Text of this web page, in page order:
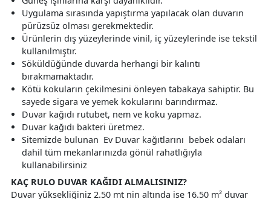
Uygulama sırasında yapıştırma yapılacak olan duvarın
pürüzsüz olması gerekmektedir.
Ürünlerin dış yüzeylerinde vinil, iç yüzeylerinde ise tekstil
kullanılmıştır.
Söküldüğünde duvarda herhangi bir kalıntı
bırakmamaktadır.
Kötü kokuların çekilmesini önleyen tabakaya sahiptir. Bu
sayede sigara ve yemek kokularını barındırmaz.
Duvar kağıdı rutubet, nem ve koku yapmaz.
Duvar kağıdı bakteri üretmez.
Sitemizde bulunan Ev Duvar kağıtlarını bebek odaları
dahil tüm mekanlarınızda gönül rahatlığıyla
kullanabilirsiniz
KAÇ RULO DUVAR KAĞIDI ALMALISINIZ?
Duvar yüksekliğiniz 2.50 mt nin altında ise 16.50 m² duvar